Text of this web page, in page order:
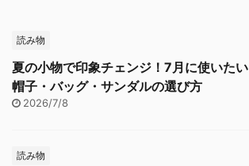
読み物
夏の小物で印象チェンジ！7月に使いたい
帽子・バッグ・サンダルの選び方
2026/7/8
読み物